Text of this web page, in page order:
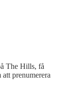
The Hills, få
prenumerera